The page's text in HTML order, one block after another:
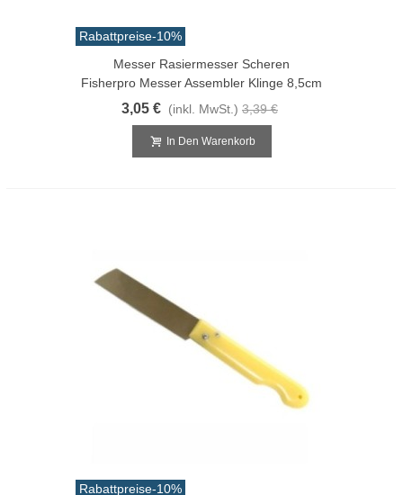
Rabattpreise-10%
Messer Rasiermesser Scheren
Fisherpro Messer Assembler Klinge 8,5cm
3,05 € (inkl. MwSt.) 3,39 €
In Den Warenkorb
Rabattpreise-10%